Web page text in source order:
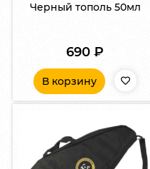
Черный тополь 50мл
690₽
В корзину